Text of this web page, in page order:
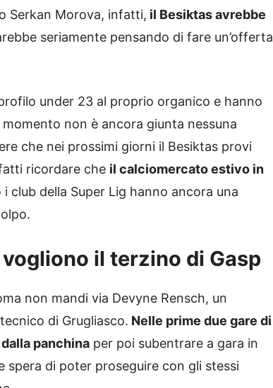
Serkan Morova, infatti, il Besiktas avrebbe
seriamente pensando di fare un’offerta
under 23 al proprio organico e hanno
non è ancora giunta nessuna
che nei prossimi giorni il Besiktas provi
ricordare che il calciomercato estivo in
club della Super Lig hanno ancora una
il terzino di Gasp
non mandi via Devyne Rensch, un
di Grugliasco. Nelle prime due gare di
panchina per poi subentrare a gara in
spera di poter proseguire con gli stessi